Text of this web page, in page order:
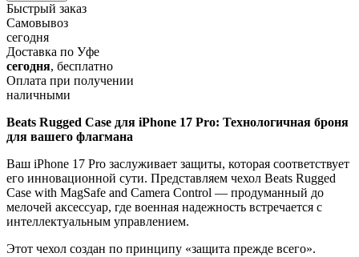
Быстрый заказ
Самовывоз
сегодня
Доставка по Уфе
сегодня, бесплатно
Оплата при получении
наличными
Beats Rugged Case для iPhone 17 Pro: Технологичная броня
для вашего флагмана
Ваш iPhone 17 Pro заслуживает защиты, которая соответствует
его инновационной сути. Представляем чехол Beats Rugged
Case with MagSafe and Camera Control — продуманный до
мелочей аксессуар, где военная надежность встречается с
интеллектуальным управлением.
Этот чехол создан по принципу «защита прежде всего».